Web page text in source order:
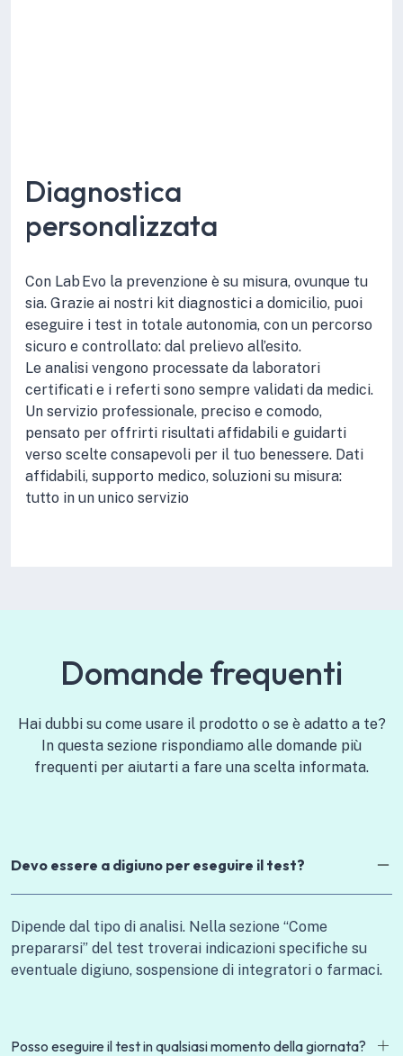
Diagnostica
personalizzata
Con Lab Evo la prevenzione è su misura, ovunque tu
sia. Grazie ai nostri kit diagnostici a domicilio, puoi
eseguire i test in totale autonomia, con un percorso
sicuro e controllato: dal prelievo all’esito.
Le analisi vengono processate da laboratori
certificati e i referti sono sempre validati da medici.
Un servizio professionale, preciso e comodo,
pensato per offrirti risultati affidabili e guidarti
verso scelte consapevoli per il tuo benessere. Dati
affidabili, supporto medico, soluzioni su misura:
tutto in un unico servizio
Domande frequenti
Hai dubbi su come usare il prodotto o se è adatto a te?
In questa sezione rispondiamo alle domande più
frequenti per aiutarti a fare una scelta informata.
Devo essere a digiuno per eseguire il test?
Dipende dal tipo di analisi. Nella sezione “Come
prepararsi” del test troverai indicazioni specifiche su
eventuale digiuno, sospensione di integratori o farmaci.
Posso eseguire il test in qualsiasi momento della giornata?